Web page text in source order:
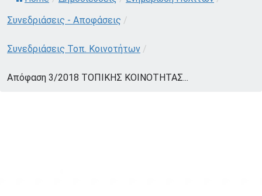
Συνεδριάσεις - Αποφάσεις /
Συνεδριάσεις Τοπ. Κοινοτήτων /
Απόφαση 3/2018 ΤΟΠΙΚΗΣ ΚΟΙΝΟΤΗΤΑΣ...